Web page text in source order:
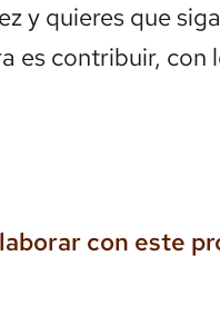
y quieres que siga
es contribuir, con
con este